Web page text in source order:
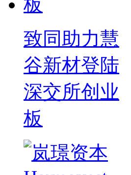
致同助力慧
谷新材登陆
深交所创业
板